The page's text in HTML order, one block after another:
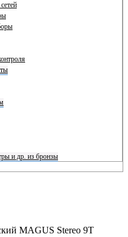
и др. из бронзы
MAGUS Stereo 9T